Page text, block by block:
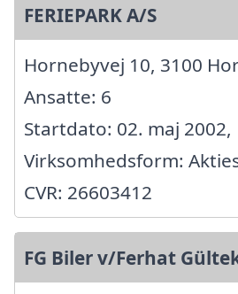
FERIEPARK A/S
Hornebyvej 10, 3100
Ansatte: 6
Startdato: 02. maj 2002,
Virksomhedsform:
CVR: 26603412
FG Biler v/Ferhat